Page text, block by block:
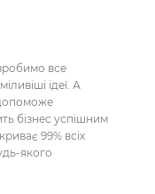
все
ідеї. А
бізнес успішним
99% всіх
якого